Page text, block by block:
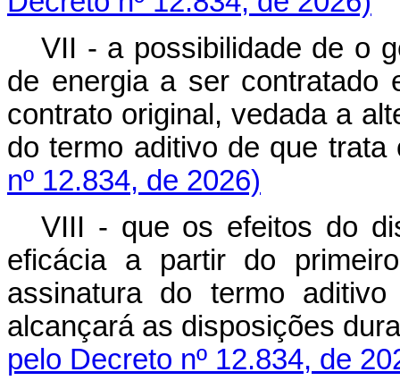
VII - a possibilidade de o
de energia a ser contratado
contrato original, vedada a
do termo aditivo de que
nº 12.834, de 2026)
VIII - que os efeitos do
eficácia a partir do
assinatura do termo
alcançará as disposições
pelo Decreto nº 12.834, de